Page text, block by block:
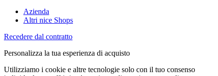
Azienda
Altri nice Shops
Recedere dal contratto
Personalizza la tua esperienza di acquisto
Utilizziamo i cookie e altre tecnologie solo con il tuo consenso